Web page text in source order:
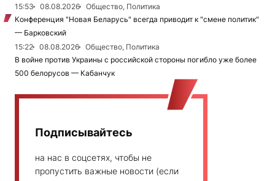
15:53
08.08.2026
Общество, Политика
Конференция "Новая Беларусь" всегда приводит к "смене политик"
— Барковский
15:22
08.08.2026
Общество, Политика
В войне против Украины с российской стороны погибло уже более
500 белорусов — Кабанчук
Подписывайтесь
на нас в соцсетях, чтобы не
пропустить важные новости (если